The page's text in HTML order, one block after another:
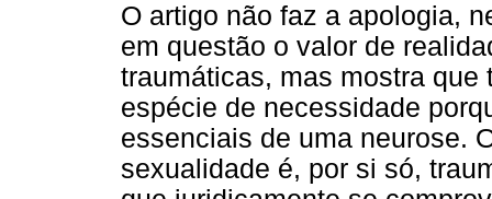
O artigo não faz a apologia,
em questão o valor de
traumáticas, mas mostra
espécie de necessidade
essenciais de uma neurose.
sexualidade é, por si só,